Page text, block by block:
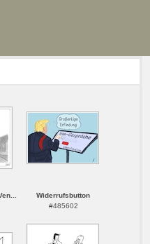
Widerrufsbutton
#485602